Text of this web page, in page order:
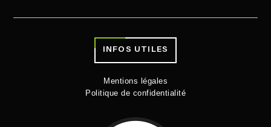
INFOS UTILES
Mentions légales
Politique de confidentialité